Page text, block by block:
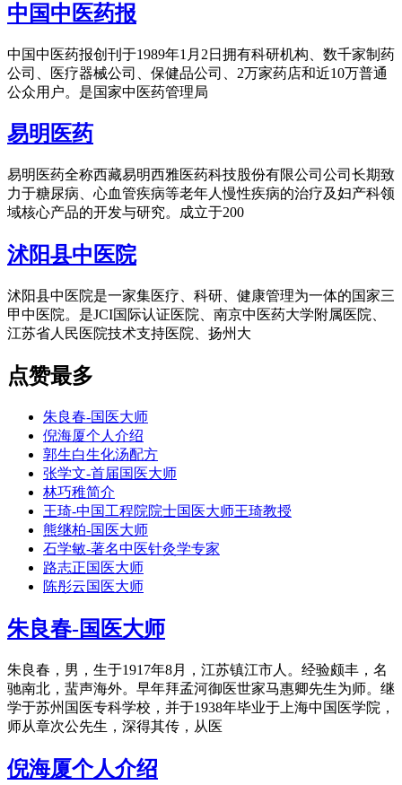
中国中医药报
中国中医药报创刊于1989年1月2日拥有科研机构、数千家制药
公司、医疗器械公司、保健品公司、2万家药店和近10万普通
公众用户。是国家中医药管理局
易明医药
易明医药全称西藏易明西雅医药科技股份有限公司公司长期致
力于糖尿病、心血管疾病等老年人慢性疾病的治疗及妇产科领
域核心产品的开发与研究。成立于200
沭阳县中医院
沭阳县中医院是一家集医疗、科研、健康管理为一体的国家三
甲中医院。是JCI国际认证医院、南京中医药大学附属医院、
江苏省人民医院技术支持医院、扬州大
点赞最多
朱良春-国医大师
倪海厦个人介绍
郭生白生化汤配方
张学文-首届国医大师
林巧稚简介
王琦-中国工程院院士国医大师王琦教授
熊继柏-国医大师
石学敏-著名中医针灸学专家
路志正国医大师
陈彤云国医大师
朱良春-国医大师
朱良春，男，生于1917年8月，江苏镇江市人。经验颇丰，名
驰南北，蜚声海外。早年拜孟河御医世家马惠卿先生为师。继
学于苏州国医专科学校，并于1938年毕业于上海中国医学院，
师从章次公先生，深得其传，从医
倪海厦个人介绍